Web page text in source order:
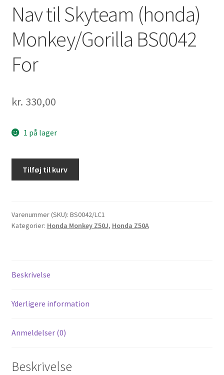
Nav til Skyteam (honda)
Monkey/Gorilla BS0042
For
kr. 330,00
1 på lager
Monkey/Gorilla
BS0042
Tilføj til kurv
Varenummer (SKU): BS0042/LC1
Kategorier: Honda Monkey Z50J, Honda Z50A
Beskrivelse
Yderligere information
Anmeldelser (0)
Beskrivelse